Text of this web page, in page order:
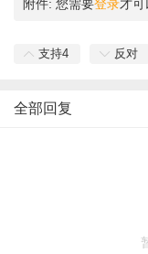
附件: 您需要登录才
支持4 反对
全部回复